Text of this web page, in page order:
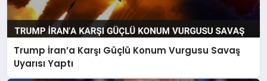
Trump İran’a Karşı Güçlü Konum Vurgusu Savaş
Uyarısı Yaptı